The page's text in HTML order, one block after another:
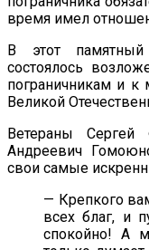
время имел
В этот
состоялось
пограничникам и
Великой
Ветераны
Андреевич
свои самые
— Крепкого
всех благ, и
спокойно! А